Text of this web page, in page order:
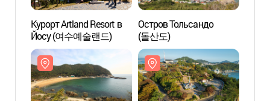
Курорт Artland Resort в
Йосу (여수예술랜드)
Остров Тольсандо
(돌산도)